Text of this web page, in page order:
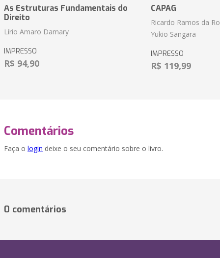
As Estruturas Fundamentais do
Direito
Lírio Amaro Damary
IMPRESSO
R$ 94,90
CAPAG
Ricardo Ramos da
Yukio Sangara
IMPRESSO
R$ 119,99
Comentários
Faça o login deixe o seu comentário sobre o livro.
0 comentários